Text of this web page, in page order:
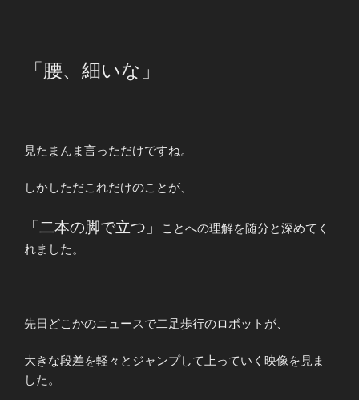
「腰、細いな」
見たまんま言っただけですね。
しかしただこれだけのことが、
「二本の脚で立つ」
ことへの理解を随分と深めてく
れました。
先日どこかのニュースで二足歩行のロボットが、
大きな段差を軽々とジャンプして上っていく映像を見ま
した。